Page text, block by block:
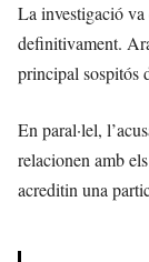
La investigació va
definitivament.
principal sospitós
En paral·lel,
relacionen amb
acreditin una